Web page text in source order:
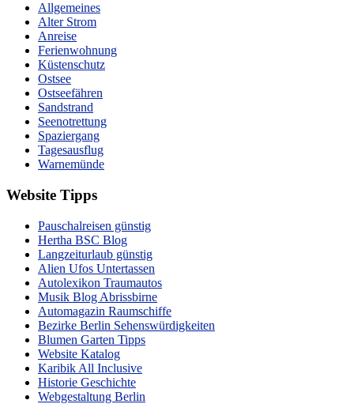
Allgemeines
Alter Strom
Anreise
Ferienwohnung
Küstenschutz
Ostsee
Ostseefähren
Sandstrand
Seenotrettung
Spaziergang
Tagesausflug
Warnemünde
Website Tipps
Pauschalreisen günstig
Hertha BSC Blog
Langzeiturlaub günstig
Alien Ufos Untertassen
Autolexikon Traumautos
Musik Blog Abrissbirne
Automagazin Raumschiffe
Bezirke Berlin Sehenswürdigkeiten
Blumen Garten Tipps
Website Katalog
Karibik All Inclusive
Historie Geschichte
Webgestaltung Berlin